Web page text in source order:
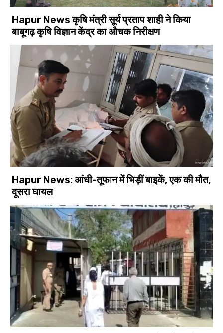
Hapur News कृषि मंत्री सूर्य प्रताप शाही ने किया
बाबूगढ़ कृषि विज्ञान केंद्र का औचक निरीक्षण
Hapur News: आंधी-तूफान में भिड़ीं बाइकें, एक की मौत,
दूसरा घायल